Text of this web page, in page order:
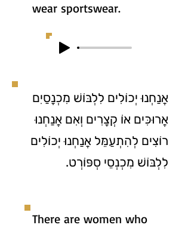
wear sportswear.
אֲנַחְנוּ יְכוֹלִים לִלְבּוֹשׁ מִכְנָסַיִם
אֲרוּכִּים אוֹ קְצָרִים וְאִם אֲנַחְנוּ
רוֹצִים לְהִתְעַמֵּל אֲנַחְנוּ יְכוֹלִים
לִלְבּוֹשׁ מִכְנְסֵי סְפּוֹרְט.
There are women who